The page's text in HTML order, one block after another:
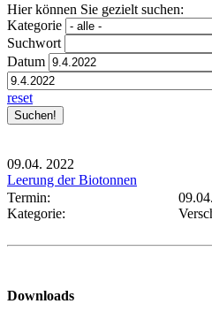
Hier können Sie gezielt suchen:
Kategorie
Suchwort
Datum
reset
09.04. 2022
Leerung der Biotonnen
Termin:
Kategorie:
Downloads